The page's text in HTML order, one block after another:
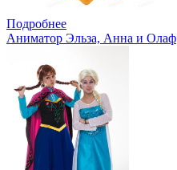
Подробнее
Аниматор Эльза, Анна и Олаф